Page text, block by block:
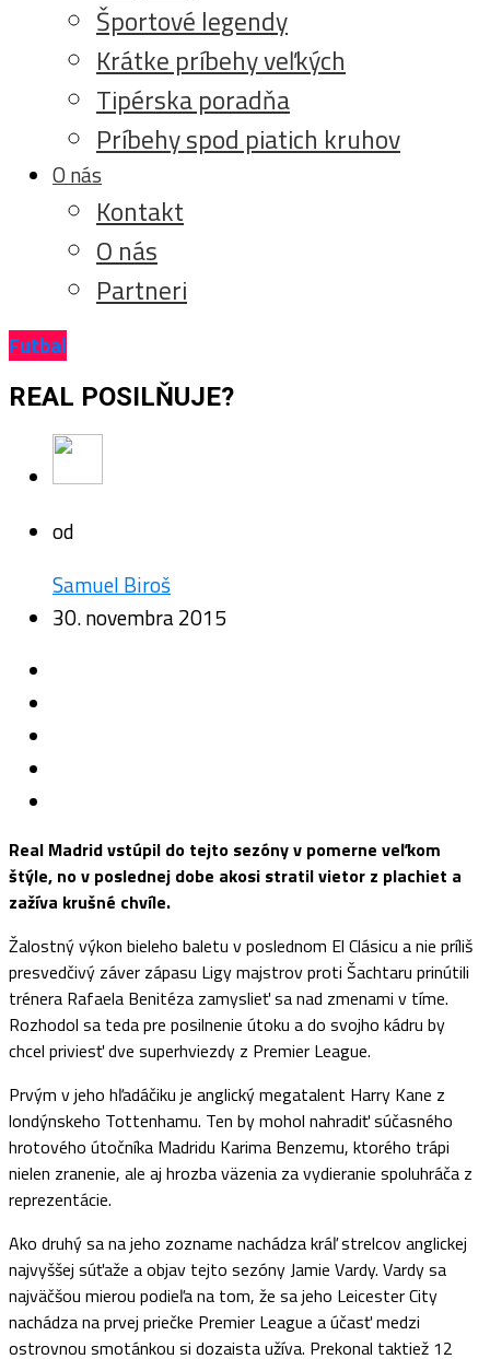
Športové legendy
Krátke príbehy veľkých
Tipérska poradňa
Príbehy spod piatich kruhov
O nás
Kontakt
O nás
Partneri
Futbal
REAL POSILŇUJE?
od
Samuel Biroš
30. novembra 2015
Real Madrid vstúpil do tejto sezóny v pomerne veľkom
štýle, no v poslednej dobe akosi stratil vietor z plachiet a
zažíva krušné chvíle.
Žalostný výkon bieleho baletu v poslednom El Clásicu a nie príliš
presvedčivý záver zápasu Ligy majstrov proti Šachtaru prinútili
trénera Rafaela Benitéza zamyslieť sa nad zmenami v tíme.
Rozhodol sa teda pre posilnenie útoku a do svojho kádru by
chcel priviesť dve superhviezdy z Premier League.
Prvým v jeho hľadáčiku je anglický megatalent Harry Kane z
londýnskeho Tottenhamu. Ten by mohol nahradiť súčasného
hrotového útočníka Madridu Karima Benzemu, ktorého trápi
nielen zranenie, ale aj hrozba väzenia za vydieranie spoluhráča z
reprezentácie.
Ako druhý sa na jeho zozname nachádza kráľ strelcov anglickej
najvyššej súťaže a objav tejto sezóny Jamie Vardy. Vardy sa
najväčšou mierou podieľa na tom, že sa jeho Leicester City
nachádza na prvej priečke Premier League a účasť medzi
ostrovnou smotánkou si dozaista užíva. Prekonal taktiež 12